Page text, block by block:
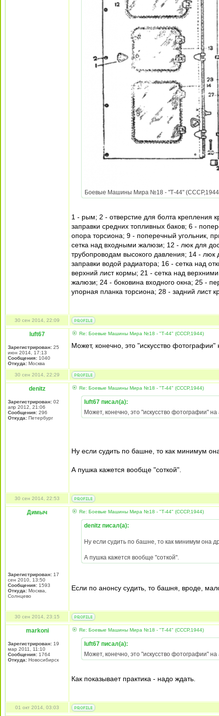
Боевые Машины Мира №18 - "Т-44" (СССР,1944)
1 - рым; 2 - отверстие для болта
заправки средних топливных баков; 6 -
опора торсиона; 9 - поперечный угольник,
сетка над входными жалюзи; 12 - люк для
трубопроводам высокого давления; 14 - люк
заправки водой радиатора; 16 - сетка над
верхний лист кормы; 21 - сетка над
жалюзи; 24 - боковина входного окна; 25 -
упорная планка торсиона; 28 - задний лист
30 сен 2014, 22:09
luft67
Зарегистрирован: 25
июн 2014, 17:13
Сообщения: 1040
Откуда: Москва
Re: Боевые Машины Мира №18 - "Т-44" (СССР,1944)
Может, конечно, это "искусство
30 сен 2014, 22:29
denitz
Зарегистрирован: 02
апр 2012, 21:06
Сообщения: 296
Откуда: Петербург
Re: Боевые Машины Мира №18 - "Т-44" (СССР,1944)
luft67 писал(а):
Может, конечно, это "искусство фотографии"
Ну если судить по башне, то как минимум
А пушка кажется вообще "соткой".
30 сен 2014, 22:53
Димыч
Зарегистрирован: 17
сен 2010, 13:50
Сообщения: 1593
Откуда: Москва,
Солнцево
Re: Боевые Машины Мира №18 - "Т-44" (СССР,1944)
denitz писал(а):
Ну если судить по башне, то как минимум она
А пушка кажется вообще "соткой".
Если по анонсу судить, то башня, вроде,
30 сен 2014, 23:15
markoni
Зарегистрирован: 19
мар 2011, 11:10
Сообщения: 1764
Откуда: Новосибирск
Re: Боевые Машины Мира №18 - "Т-44" (СССР,1944)
luft67 писал(а):
Может, конечно, это "искусство фотографии"
Как показывает практика - надо ждать.
01 окт 2014, 03:03